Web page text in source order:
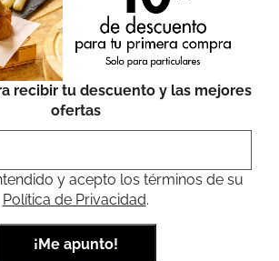
recibir tu descuento y las mejores
ofertas
y acepto los términos de su
Política de Privacidad.